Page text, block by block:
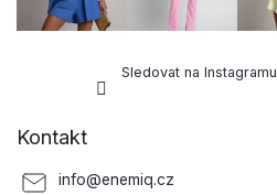
Sledovat na Instagramu
Kontakt
info@enemiq.cz